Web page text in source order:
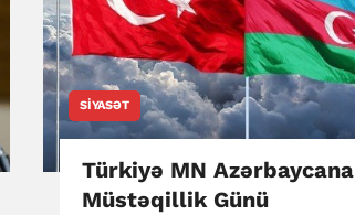
SIYASƏT
Türkiyə MN Azərbaycana
Müstəqillik Günü